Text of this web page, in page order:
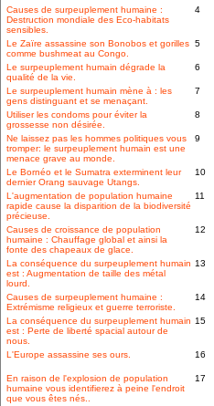
Causes de surpeuplement humaine :
Destruction mondiale des Eco-habitats
sensibles.
4
Le Zaïre assassine son Bonobos et gorilles
comme bushmeat au Congo.
5
Le surpeuplement humain dégrade la
qualité de la vie.
6
Le surpeuplement humain mène à : les
gens distinguant et se menaçant.
7
Utiliser les condoms pour éviter la
grossesse non désirée.
8
Ne laissez pas les hommes politiques vous
tromper: le surpeuplement humain est une
menace grave au monde.
9
Le Bornéo et le Sumatra exterminent leur
dernier Orang sauvage Utangs.
10
L'augmentation de population humaine
rapide cause la disparition de la biodiversité
précieuse.
11
Causes de croissance de population
humaine : Chauffage global et ainsi la
fonte des chapeaux de glace.
12
La conséquence du surpeuplement humain
est : Augmentation de taille des métal
lourd.
13
Causes de surpeuplement humaine :
Extrémisme religieux et guerre terroriste.
14
La conséquence du surpeuplement humain
est : Perte de liberté spacial autour de
nous.
15
L'Europe assassine ses ours. 16
En raison de l'explosion de population
humaine vous identifierez à peine l'endroit
que vous êtes nés..
17